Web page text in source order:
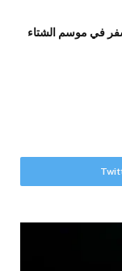
في موسم الشتاء